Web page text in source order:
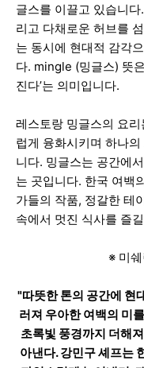
글스를 이끌고 있습니
리고 다채로운 허브를
는 동시에 현대적 감각
다. mingle (밍글스) 뜻
진다’는 의미입니다.
레스토랑 밍글스의 요
럽게 융화시키며 하나
니다. 밍글스는 공간에
는 곳입니다. 한국 여백
가들의 작품, 정갈한 테
속에서 멋진 식사를 즐
※ 미
"따뜻한 톤의 공간에 현
러져 우아한 여백의 미
초록빛 풍경까지 더해
아낸다. 강민구 셰프는